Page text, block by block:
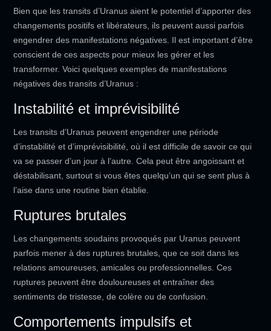
Bien que les transits d’Uranus aient le potentiel d’apporter des
changements positifs et libérateurs, ils peuvent aussi parfois
engendrer des manifestations négatives. Il est important d’être
conscient de ces aspects pour mieux les gérer et les
transformer. Voici quelques exemples de manifestations
négatives des transits d’Uranus :
Instabilité et imprévisibilité
Les transits d’Uranus peuvent engendrer une période
d’instabilité et d’imprévisibilité, où il est difficile de savoir ce qui
va se passer d’un jour à l’autre. Cela peut être angoissant et
déstabilisant, surtout si vous êtes quelqu’un qui se sent plus à
l’aise dans une routine bien établie.
Ruptures brutales
Les changements soudains provoqués par Uranus peuvent
parfois mener à des ruptures brutales, que ce soit dans les
relations amoureuses, amicales ou professionnelles. Ces
ruptures peuvent être douloureuses et entraîner des
sentiments de tristesse, de colère ou de confusion.
Comportements impulsifs et